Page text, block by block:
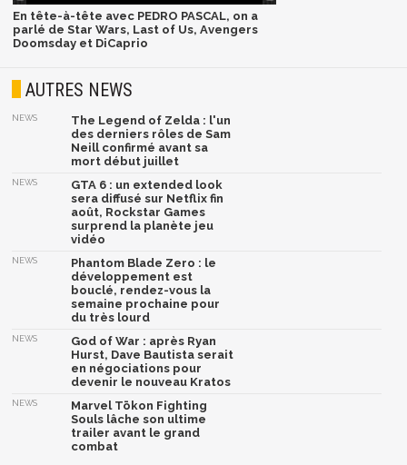
En tête-à-tête avec PEDRO PASCAL, on a
parlé de Star Wars, Last of Us, Avengers
Doomsday et DiCaprio
AUTRES NEWS
NEWS
The Legend of Zelda : l'un
des derniers rôles de Sam
Neill confirmé avant sa
mort début juillet
NEWS
GTA 6 : un extended look
sera diffusé sur Netflix fin
août, Rockstar Games
surprend la planète jeu
vidéo
NEWS
Phantom Blade Zero : le
développement est
bouclé, rendez-vous la
semaine prochaine pour
du très lourd
NEWS
God of War : après Ryan
Hurst, Dave Bautista serait
en négociations pour
devenir le nouveau Kratos
NEWS
Marvel Tōkon Fighting
Souls lâche son ultime
trailer avant le grand
combat